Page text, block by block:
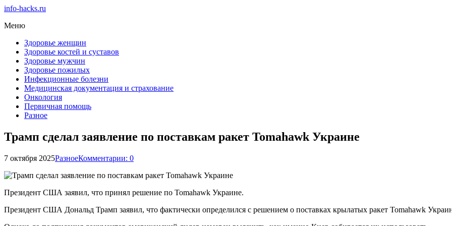
info-hacks.ru
Меню
Здоровье женщин
Здоровье костей и суставов
Здоровье мужчин
Здоровье пожилых
Инфекционные болезни
Медицинская документация и страхование
Онкология
Первичная помощь
Разное
Трамп сделал заявление по поставкам ракет Tomahawk Украине
7 октября 2025РазноеКомментарии: 0
Президент США заявил, что принял решение по Tomahawk Украине.
Президент США Дональд Трамп заявил, что фактически определился с решением о поставках крылатых ракет Tomahawk